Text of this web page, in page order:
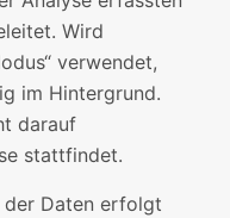
Wird
verwendet,
im Hintergrund.
darauf
stattfindet.
der Daten erfolgt